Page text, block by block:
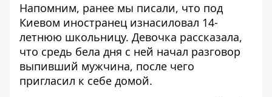
Напомним, ранее мы писали, что под
Киевом иностранец изнасиловал 14-
летнюю школьницу. Девочка рассказала,
что средь бела дня с ней начал разговор
выпивший мужчина, после чего
пригласил к себе домой.